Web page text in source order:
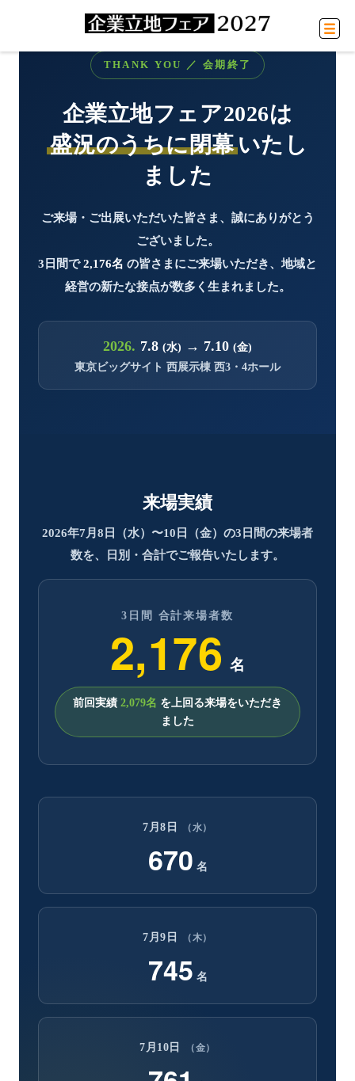
THANK YOU ／ 会期終了
企業立地フェア2026は
盛況のうちに閉幕いたし
ました
ご来場・ご出展いただいた皆さま、誠にありがとう
ございました。
3日間で2,176名 の皆さまにご来場いただき、地域と
経営の新たな接点が数多く生まれました。
2026. 7.8 (水) → 7.10 (金)
東京ビッグサイト 西展示棟 西3・4ホール
来場実績
2026年7月8日（水）〜10日（金）の3日間の来場者
数を、日別・合計でご報告いたします。
3日間 合計来場者数
2,176 名
前回実績 2,079名 を上回る来場をいただき
ました
7月8日 （水）
670 名
7月9日 （木）
745 名
7月10日 （金）